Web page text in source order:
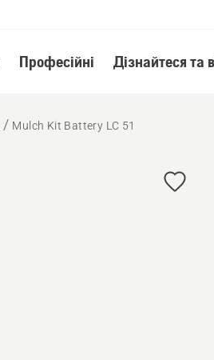
Професійні Дізнайтеся та
Mulch Kit Battery LC 51